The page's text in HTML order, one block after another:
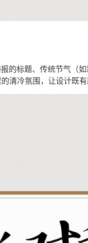
的标题、传统节气
冷氛围，让设计既